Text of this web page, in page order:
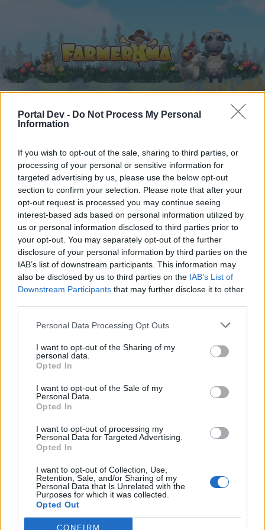
Portal Dev - Do Not Process My Personal
Information
If you wish to opt-out of the sale, sharing to third parties, or
processing of your personal or sensitive information for
targeted advertising by us, please use the below opt-out
section to confirm your selection. Please note that after your
opt-out request is processed you may continue seeing
interest-based ads based on personal information utilized by
us or personal information disclosed to third parties prior to
your opt-out. You may separately opt-out of the further
disclosure of your personal information by third parties on the
IAB’s list of downstream participants. This information may
also be disclosed by us to third parties on the IAB’s List of
Downstream Participants that may further disclose it to other
Personal Data Processing Opt Outs
I want to opt-out of the Sharing of my
personal data.
Opted In
I want to opt-out of the Sale of my
Personal Data.
Opted In
I want to opt-out of processing my
Personal Data for Targeted Advertising.
Opted In
I want to opt-out of Collection, Use,
Retention, Sale, and/or Sharing of my
Personal Data that Is Unrelated with the
Purposes for which it was collected.
Opted Out
CONFIRM
Начало Форуми Новини Официални известия
Известие Премахване на Пиратския
залив
Скъпи форум потребители,
Ако вие искате да се включите активно във
форума и да участвате в дискусиите, или
искате да започнете своя собствена тема,
първо ще трябва да влезете в играта. Моля,
Ние очакваме с нетърпение следващото ви
посещение във форума!Играйте тук
S-Moderator
Team Farmerama BG
Искаме да ви информираме, че е решено временно
да бъде премахнат Пиратският залив от Фармерама
с въвеждането на новото място за достъп до албума
със стикери. Планирано е напред във бъдещето
да бъде преработен тамошния магазин и да бъде
обновен Пиратският залив.
Екипът на Фармерама​
Начало Форуми